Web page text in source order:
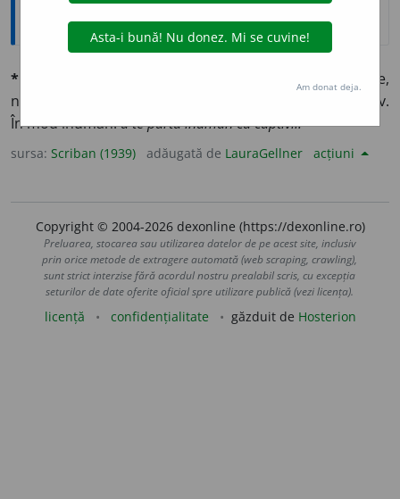
Explicative DEX
*inumán, -ă
). Lipsit de umanitate,
neomenos, barbar:
Adv.
În mod inuman:a te purta inuman cu captiviĭ.
sursa: Scriban (1939) adăugată de LauraGellner acțiuni
Copyright © 2004-2026 dexonline (https://dexonline.ro)
Preluarea, stocarea sau utilizarea datelor de pe acest site, inclusiv
prin orice metode de extragere automată (web scraping, crawling),
sunt strict interzise fără acordul nostru prealabil scris, cu excepția
seturilor de date oferite oficial spre utilizare publică (vezi licența).
licență confidențialitate găzduit de Hosterion
Am donat deja.